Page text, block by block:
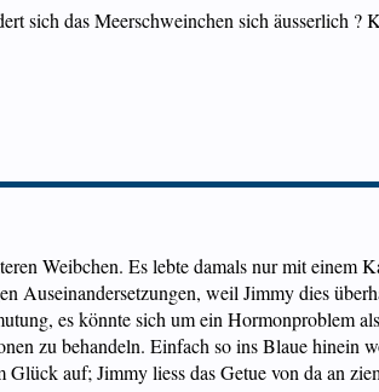
sich das Meerschweinchen sich äusserlich
Weibchen. Es lebte damals nur mit einem
Auseinandersetzungen, weil Jimmy dies
es könnte sich um ein Hormonproblem
zu behandeln. Einfach so ins Blaue
auf; Jimmy liess das Getue von da an